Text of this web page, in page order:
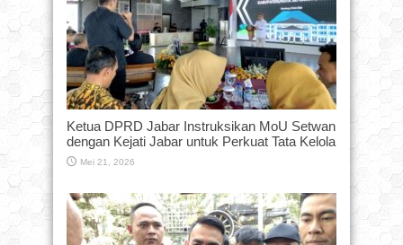
Ketua DPRD Jabar Instruksikan MoU Setwan
dengan Kejati Jabar untuk Perkuat Tata Kelola
Mei 21, 2026